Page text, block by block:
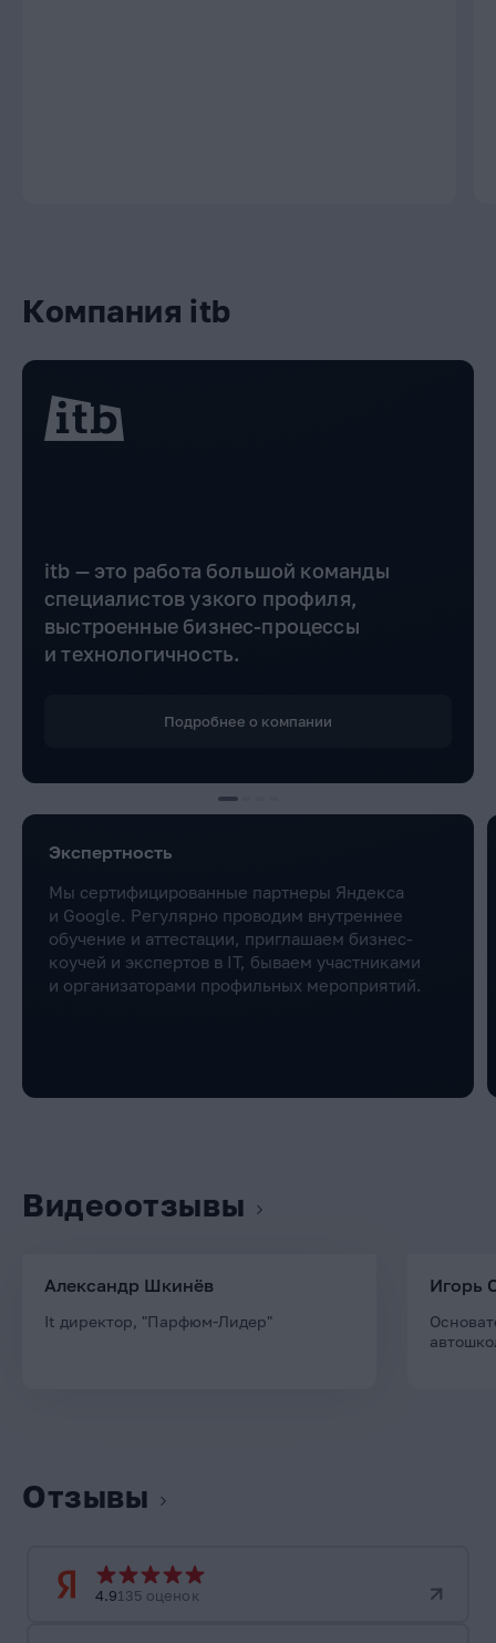
Компания itb
itb — это работа большой команды
специалистов узкого профиля,
выстроенные бизнес-процессы
и технологичность.
Подробнее о компании
Экспертность
Мы сертифицированные партнеры Яндекса
и Google. Регулярно проводим внутреннее
обучение и аттестации, приглашаем бизнес-
коучей и экспертов в IT, бываем участниками
и организаторами профильных мероприятий.
Видеоотзывы
Александр Шкинёв
It директор, "Парфюм-Лидер"
Игорь
Отзывы
4.9135 оценок